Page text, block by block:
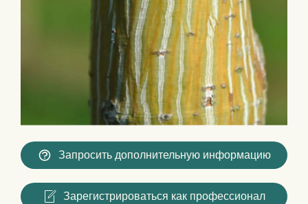
Запросить дополнительную информацию
Зарегистрироваться как профессионал